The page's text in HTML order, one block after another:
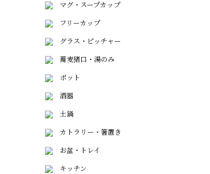
マグ・スープカップ
フリーカップ
グラス・ピッチャー
蕎麦猪口・湯のみ
ポット
酒器
土鍋
カトラリー・箸置き
お盆・トレイ
キッチン